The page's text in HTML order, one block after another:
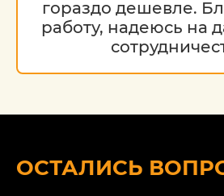
гораздо дешевле.
работу, надеюсь на
ОСТАЛИСЬ